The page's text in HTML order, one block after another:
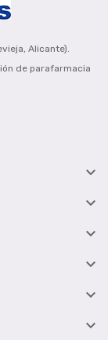
Alicante).
de parafarmacia





